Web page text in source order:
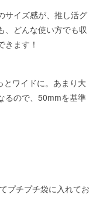
サイズ感が、推し活グ
、どんな使い方でも収
きます！
ワイドに。あまり大
るので、50mmを基準
プチプチ袋に入れてお